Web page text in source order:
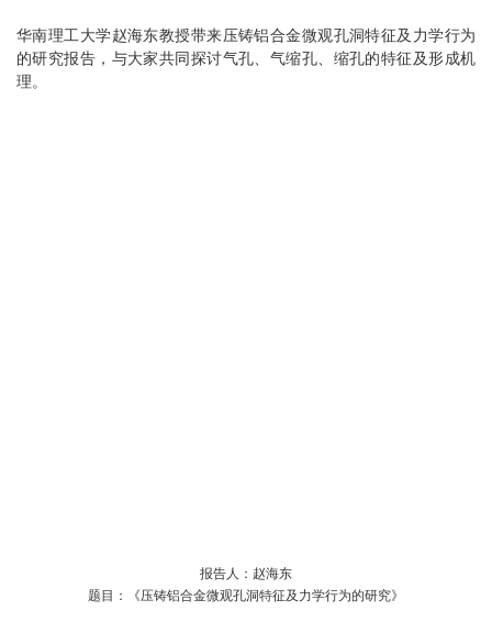
华南理工大学赵海东教授带来压铸铝合金微观孔洞特征及力学行为
的研究报告，与大家共同探讨气孔、气缩孔、缩孔的特征及形成机
理。
报告人：赵海东
题目：《压铸铝合金微观孔洞特征及力学行为的研究》